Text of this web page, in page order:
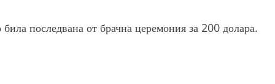
последвана от брачна церемония за 200 долара.